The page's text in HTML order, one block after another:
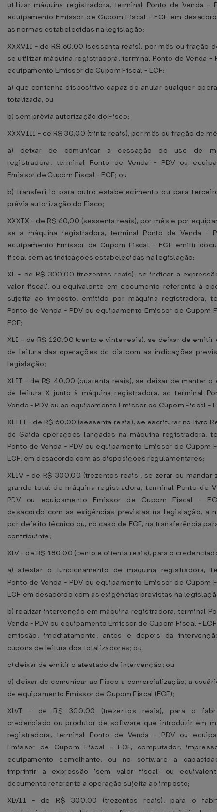
utilizar máquina registradora, terminal Ponto de Venda -
equipamento Emissor de Cupom Fiscal - ECF em
as normas estabelecidas na legislação;
XXXVII - de R$ 60,00 (sessenta reais), por mês ou fração
se utilizar máquina registradora, terminal Ponto de Venda -
equipamento Emissor de Cupom Fiscal - ECF:
a) que contenha dispositivo capaz de anular qualquer
totalizada, ou
b) sem prévia autorização do Fisco;
XXXVIII - de R$ 30,00 (trinta reais), por mês ou fração de
a) deixar de comunicar a cessação do uso de
registradora, terminal Ponto de Venda - PDV ou
Emissor de Cupom Fiscal - ECF; ou
b) transferi-lo para outro estabelecimento ou para
prévia autorização do Fisco;
XXXIX - de R$ 60,00 (sessenta reais), por mês e por
se a máquina registradora, terminal Ponto de Venda -
equipamento Emissor de Cupom Fiscal - ECF emitir
fiscal sem as indicações estabelecidas na legislação;
XL - de R$ 300,00 (trezentos reais), se indicar a
valor fiscal', ou equivalente em documento referente à
sujeita ao imposto, emitido por máquina registradora,
Ponto de Venda - PDV ou equipamento Emissor de Cupom
ECF;
XLI - de R$ 120,00 (cento e vinte reais), se deixar de emitir
de leitura das operações do dia com as indicações
legislação;
XLII - de R$ 40,00 (quarenta reais), se deixar de manter o
de leitura X junto à máquina registradora, ao terminal
Venda - PDV ou ao equipamento Emissor de Cupom Fiscal -
XLIII - de R$ 60,00 (sessenta reais), se escriturar no livro
de Saída operações lançadas na máquina registradora,
Ponto de Venda - PDV ou equipamento Emissor de Cupom
ECF, em desacordo com as disposições regulamentares;
XLIV - de R$ 300,00 (trezentos reais), se zerar ou mandar
grande total de máquina registradora, terminal Ponto de
PDV ou equipamento Emissor de Cupom Fiscal -
desacordo com as exigências previstas na legislação, a
por defeito técnico ou, no caso de ECF, na transferência
contribuinte;
XLV - de R$ 180,00 (cento e oitenta reais), para o
a) atestar o funcionamento de máquina registradora,
Ponto de Venda - PDV ou equipamento Emissor de Cupom
ECF em desacordo com as exigências previstas na
b) realizar intervenção em máquina registradora, terminal
Venda - PDV ou equipamento Emissor de Cupom Fiscal -
emissão, imediatamente, antes e depois da
cupons de leitura dos totalizadores; ou
c) deixar de emitir o atestado de intervenção; ou
d) deixar de comunicar ao Fisco a comercialização, a
de equipamento Emissor de Cupom Fiscal (ECF);
XLVI - de R$ 300,00 (trezentos reais), para o
credenciado ou produtor de software que introduzir em
registradora, terminal Ponto de Venda - PDV ou
Emissor de Cupom Fiscal - ECF, computador,
equipamento semelhante, ou no software a
imprimir a expressão 'sem valor fiscal' ou
documento referente a operação sujeita ao imposto;
XLVII - de R$ 300,00 (trezentos reais), para o